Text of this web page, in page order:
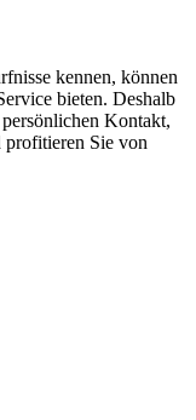
kennen, können
bieten. Deshalb
Kontakt,
profitieren Sie von